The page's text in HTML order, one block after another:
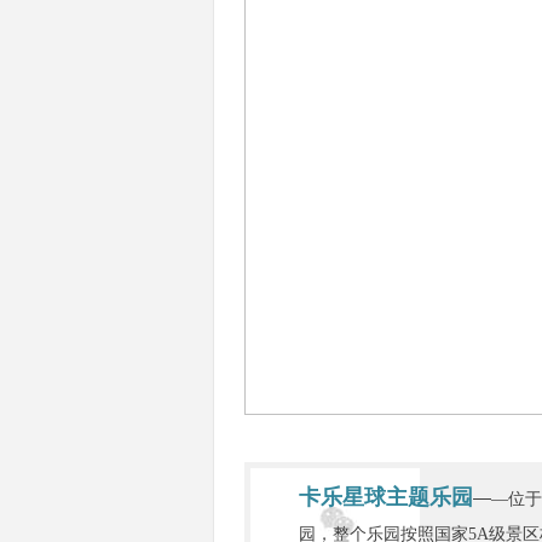
卡乐星球主题乐园——位于
园，整个乐园按照国家5A级景